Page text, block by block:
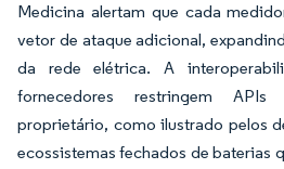
Medicina alertam que cada
vetor de ataque adicional,
da rede elétrica. A
fornecedores restringem
proprietário, como ilustrado pelos
ecossistemas fechados de baterias